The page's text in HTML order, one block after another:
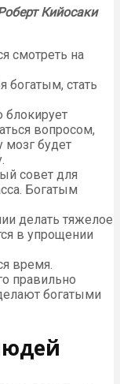
Кийосаки
смотреть на
богатым, стать
вопросом,
мозг будет
совет для
Богатым
делать тяжелое
в упрощении
время.
правильно
богатыми